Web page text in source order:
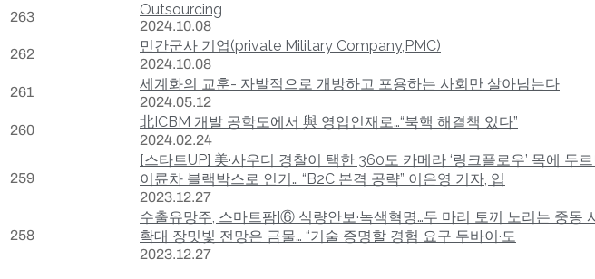
263 Outsourcing
2024.10.08
262 민간군사 기업(private Military Company,PMC)
2024.10.08
261 세계화의 교훈- 자발적으로 개방하고 포용하는 사회만 살아남는다
2024.05.12
260 北ICBM 개발 공학도에서 與 영입인재로…“북핵 해결책 있다”
2024.02.24
259
[스타트UP] 美·사우디 경찰이 택한 360도 카메라 ‘링크플로우’ 목에
이륜차 블랙박스로 인기… “B2C 본격 공략” 이은영 기자, 입
2023.12.27
258
수출유망주, 스마트팜]⑥ 식량안보·녹색혁명…두 마리 토끼 노리는 중동
확대 장밋빛 전망은 금물… “기술 증명할 경험 요구 두바이·도
2023.12.27